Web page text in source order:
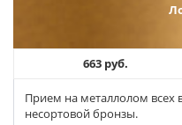
663 руб.
Прием на металлолом всех
несортовой бронзы.